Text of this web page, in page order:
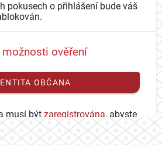
pokusech o přihlášení bude váš
možnosti ověření
OBČANA
musí být zaregistrována, abyste
svému CAS účtu.